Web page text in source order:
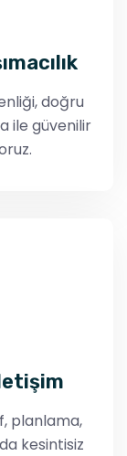
doğru
ile güvenilir
planlama,
kesintisiz